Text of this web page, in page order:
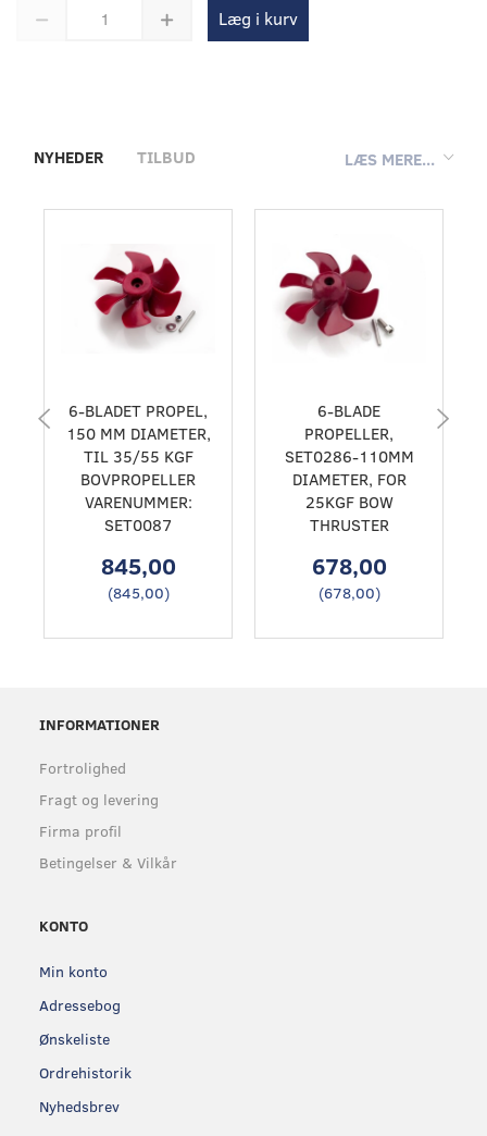
Læg i kurv
LÆS MERE...
NYHEDER TILBUD
6-BLADET PROPEL,
150 MM DIAMETER,
TIL 35/55 KGF
BOVPROPELLER
VARENUMMER:
SET0087
845,00
(845,00)
6-BLADE
PROPELLER,
SET0286-110MM
DIAMETER, FOR
25KGF BOW
THRUSTER
678,00
(678,00)
INFORMATIONER
Fortrolighed
Fragt og levering
Firma profil
Betingelser & Vilkår
KONTO
Min konto
Adressebog
Ønskeliste
Ordrehistorik
Nyhedsbrev